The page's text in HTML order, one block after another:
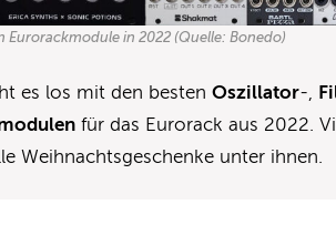
Eurorackmodule in 2022 (Quelle: Bonedo)
es los mit den bestenOszillator-,
für das Eurorack aus 2022.
Weihnachtsgeschenke unter ihnen.